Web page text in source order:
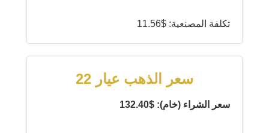
تكلفة المصنعية: $11.56
سعر الذهب عيار 22
سعر الشراء (خام): $132.40